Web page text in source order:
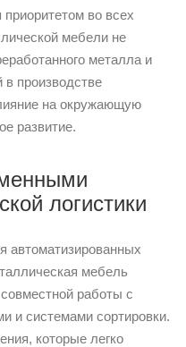
приоритетом во всех
мебели не
металла и
в производстве
на окружающую
развитие.
логистики
автоматизированных
мебель
работы с
и системами сортировки.
которые легко